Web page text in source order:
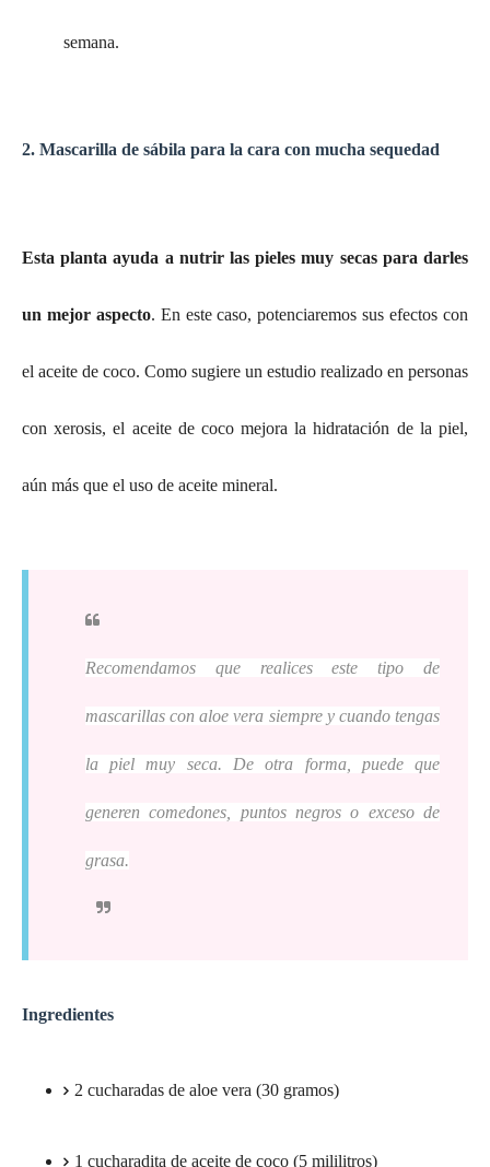
semana.
2. Mascarilla de sábila para la cara con mucha sequedad
Esta planta ayuda a nutrir las pieles muy secas para darles
un mejor aspecto. En este caso, potenciaremos sus efectos con
el aceite de coco. Como sugiere un estudio realizado en personas
con xerosis, el aceite de coco mejora la hidratación de la piel,
aún más que el uso de aceite mineral.
Recomendamos que realices este tipo de
mascarillas con aloe vera siempre y cuando tengas
la piel muy seca. De otra forma, puede que
generen comedones, puntos negros o exceso de
grasa.
Ingredientes
2 cucharadas de aloe vera (30 gramos)
1 cucharadita de aceite de coco (5 mililitros)